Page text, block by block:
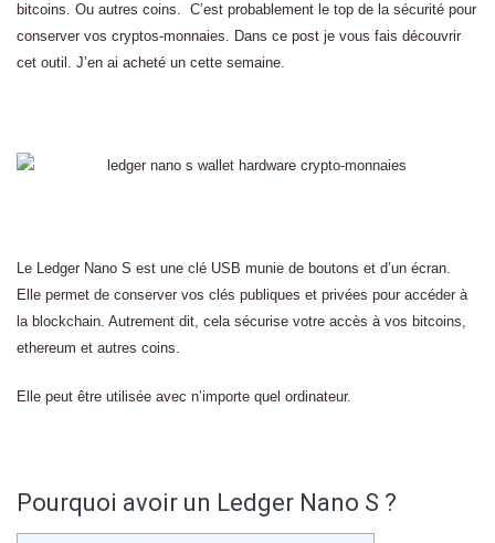
bitcoins. Ou autres coins. C’est probablement le top de la sécurité pour
conserver vos cryptos-monnaies. Dans ce post je vous fais découvrir
cet outil. J’en ai acheté un cette semaine.
Le Ledger Nano S est une clé USB munie de boutons et d’un écran.
Elle permet de conserver vos clés publiques et privées pour accéder à
la blockchain. Autrement dit, cela sécurise votre accès à vos bitcoins,
ethereum et autres coins.
Elle peut être utilisée avec n’importe quel ordinateur.
Pourquoi avoir un Ledger Nano S ?